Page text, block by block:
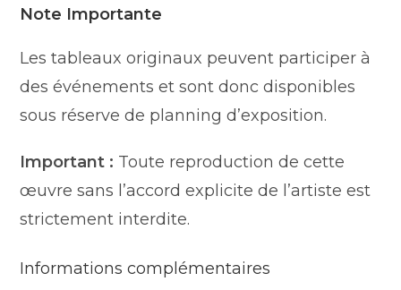
Note Importante
Les tableaux originaux peuvent participer à
des événements et sont donc disponibles
sous réserve de planning d’exposition.
Important : Toute reproduction de cette
œuvre sans l’accord explicite de l’artiste est
strictement interdite.
Informations complémentaires